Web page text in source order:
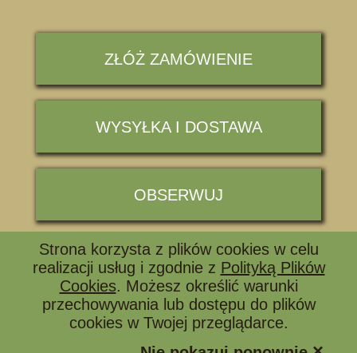
ZŁÓŻ ZAMÓWIENIE
WYSYŁKA I DOSTAWA
OBSERWUJ
📞 ZADZWOŃ I ZAPYTAJ
Strona korzysta z plików cookies w celu
realizacji usług i zgodnie z Polityką Plików
Cookies. Możesz określić warunki
przechowywania lub dostępu do plików
cookies w Twojej przeglądarce.